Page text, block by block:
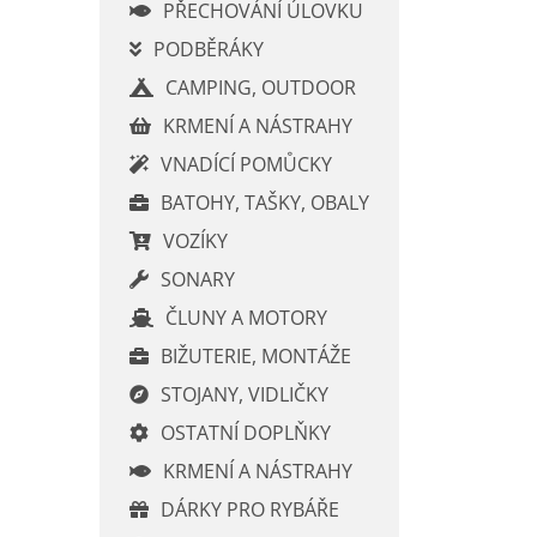
PŘECHOVÁNÍ ÚLOVKU
PODBĚRÁKY
CAMPING, OUTDOOR
KRMENÍ A NÁSTRAHY
VNADÍCÍ POMŮCKY
BATOHY, TAŠKY, OBALY
VOZÍKY
SONARY
ČLUNY A MOTORY
BIŽUTERIE, MONTÁŽE
STOJANY, VIDLIČKY
OSTATNÍ DOPLŇKY
KRMENÍ A NÁSTRAHY
DÁRKY PRO RYBÁŘE